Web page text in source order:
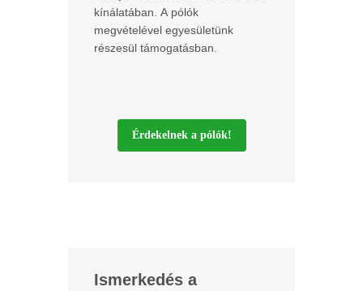
kínálatában. A pólók
megvételével egyesületünk
részesül támogatásban.
Érdekelnek a pólók!
Ismerkedés a